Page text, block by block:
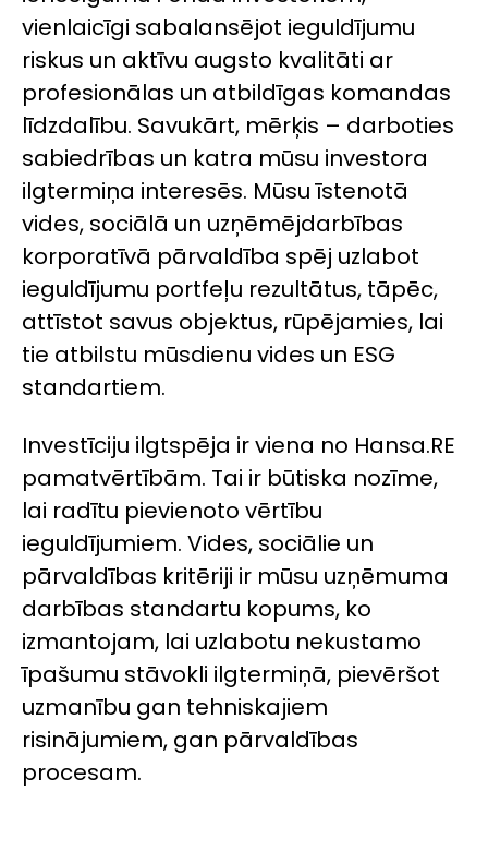
vienlaicīgi sabalansējot ieguldījumu
riskus un aktīvu augsto kvalitāti ar
profesionālas un atbildīgas komandas
līdzdalību. Savukārt, mērķis – darboties
sabiedrības un katra mūsu investora
ilgtermiņa interesēs. Mūsu īstenotā
vides, sociālā un uzņēmējdarbības
korporatīvā pārvaldība spēj uzlabot
ieguldījumu portfeļu rezultātus, tāpēc,
attīstot savus objektus, rūpējamies, lai
tie atbilstu mūsdienu vides un ESG
standartiem.
Investīciju ilgtspēja ir viena no Hansa.RE
pamatvērtībām. Tai ir būtiska nozīme,
lai radītu pievienoto vērtību
ieguldījumiem. Vides, sociālie un
pārvaldības kritēriji ir mūsu uzņēmuma
darbības standartu kopums, ko
izmantojam, lai uzlabotu nekustamo
īpašumu stāvokli ilgtermiņā, pievēršot
uzmanību gan tehniskajiem
risinājumiem, gan pārvaldības
procesam.